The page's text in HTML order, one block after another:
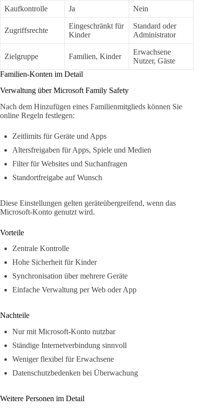
Kaufkontrolle Ja Nein
Zugriffsrechte
Eingeschränkt für
Kinder
Standard oder
Administrator
Zielgruppe Familien, Kinder
Erwachsene
Nutzer, Gäste
Familien-Konten im Detail
Verwaltung über Microsoft Family Safety
Nach dem Hinzufügen eines Familienmitglieds können Sie
online Regeln festlegen:
Zeitlimits für Geräte und Apps
Altersfreigaben für Apps, Spiele und Medien
Filter für Websites und Suchanfragen
Standortfreigabe auf Wunsch
Diese Einstellungen gelten geräteübergreifend, wenn das
Microsoft-Konto genutzt wird.
Vorteile
Zentrale Kontrolle
Hohe Sicherheit für Kinder
Synchronisation über mehrere Geräte
Einfache Verwaltung per Web oder App
Nachteile
Nur mit Microsoft-Konto nutzbar
Ständige Internetverbindung sinnvoll
Weniger flexibel für Erwachsene
Datenschutzbedenken bei Überwachung
Weitere Personen im Detail